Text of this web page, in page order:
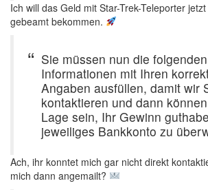
Ich will das Geld mit Star-Trek-Teleporter
gebeamt bekommen.
Sie müssen nun die folgenden
Informationen mit Ihren
Angaben ausfüllen, damit wir
kontaktieren und dann
Lage sein, Ihr Gewinn
jeweiliges Bankkonto zu
Ach, ihr konntet mich gar nicht direkt
mich dann angemailt?